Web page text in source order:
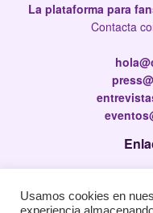
La plataforma para
Contacta
Usamos cookies en